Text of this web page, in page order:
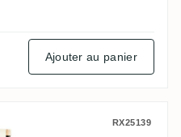
Ajouter au panier
Le brut de fût (Batch
RX25139